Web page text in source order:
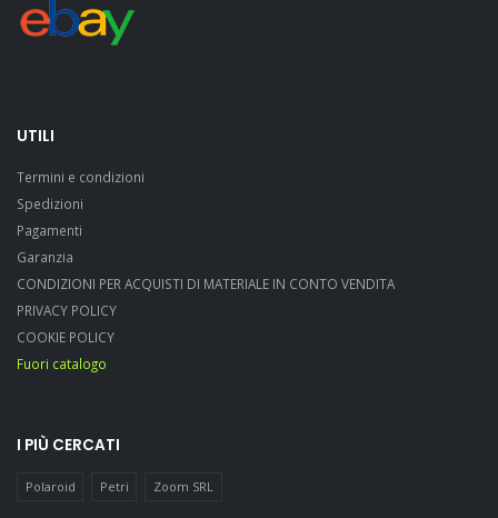
UTILI
Termini e condizioni
Spedizioni
Pagamenti
Garanzia
CONDIZIONI PER ACQUISTI DI MATERIALE IN CONTO VENDITA
PRIVACY POLICY
COOKIE POLICY
Fuori catalogo
I PIÙ CERCATI
Polaroid Petri Zoom SRL